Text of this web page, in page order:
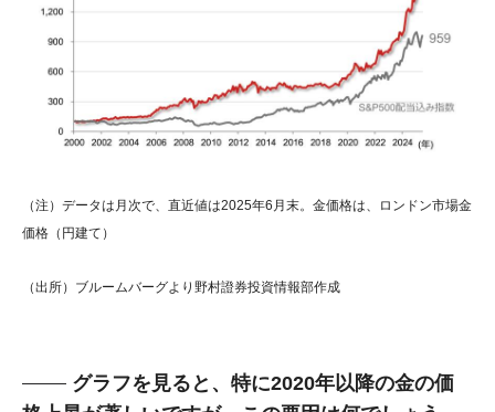
（注）データは月次で、直近値は2025年6月末。金価格は、ロンドン市場金
価格（円建て）
（出所）ブルームバーグより野村證券投資情報部作成
グラフを見ると、特に2020年以降の金の価